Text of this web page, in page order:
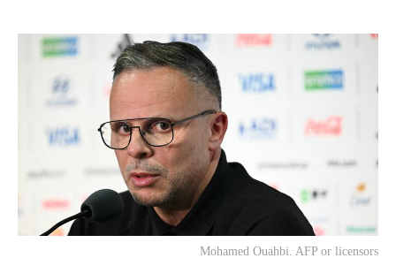
Mohamed Ouahbi. AFP or licensors